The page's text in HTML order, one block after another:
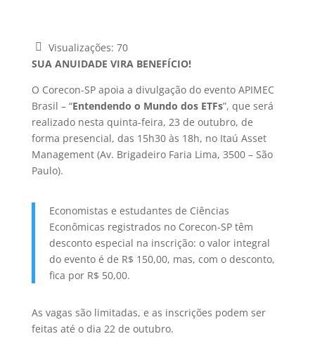
Visualizações: 70
SUA ANUIDADE VIRA BENEFÍCIO!
O Corecon-SP apoia a divulgação do evento APIMEC
Brasil – “Entendendo o Mundo dos ETFs”, que será
realizado nesta quinta-feira, 23 de outubro, de
forma presencial, das 15h30 às 18h, no Itaú Asset
Management (Av. Brigadeiro Faria Lima, 3500 – São
Paulo).
Economistas e estudantes de Ciências
Econômicas registrados no Corecon-SP têm
desconto especial na inscrição: o valor integral
do evento é de R$ 150,00, mas, com o desconto,
fica por R$ 50,00.
As vagas são limitadas, e as inscrições podem ser
feitas até o dia 22 de outubro.